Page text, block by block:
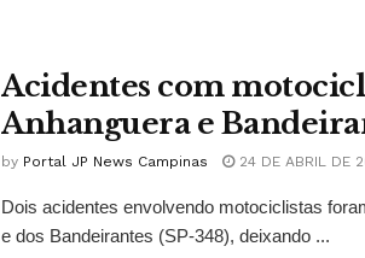
Acidentes com
Anhanguera e
by Portal JP News Campinas 24 DE ABRIL DE
Dois acidentes envolvendo motociclistas
e dos Bandeirantes (SP-348), deixando ...